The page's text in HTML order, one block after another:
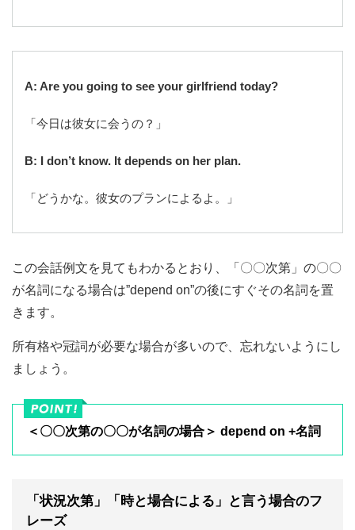
A: Are you going to see your girlfriend today?
「今日は彼女に会うの？」
B: I don’t know. It depends on her plan.
「どうかな。彼女のプランによるよ。」
この会話例文を見てもわかるとおり、「〇〇次第」の〇〇
が名詞になる場合は”depend on”の後にすぐその名詞を置
きます。
所有格や冠詞が必要な場合が多いので、忘れないようにし
ましょう。
＜〇〇次第の〇〇が名詞の場合＞ depend on +名詞
「状況次第」「時と場合による」と言う場合のフ
レーズ